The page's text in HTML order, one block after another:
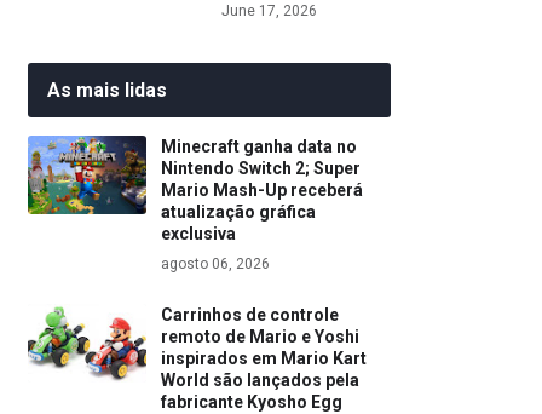
June 17, 2026
As mais lidas
Minecraft ganha data no
Nintendo Switch 2; Super
Mario Mash-Up receberá
atualização gráfica
exclusiva
agosto 06, 2026
Carrinhos de controle
remoto de Mario e Yoshi
inspirados em Mario Kart
World são lançados pela
fabricante Kyosho Egg